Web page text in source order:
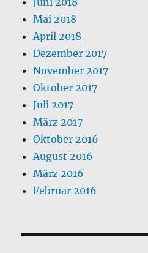
Mai 2018
April 2018
Dezember 2017
November 2017
Oktober 2017
Juli 2017
März 2017
Oktober 2016
August 2016
März 2016
Februar 2016